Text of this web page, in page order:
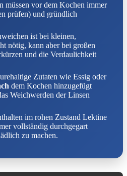
müssen vor dem Kochen immer
prüfen) und gründlich
ist bei kleinen,
nötig, kann aber bei großen
und die Verdaulichkeit
Zutaten wie Essig oder
dem Kochen hinzugefügt
Weichwerden der Linsen
im rohen Zustand Lektine
vollständig durchgegart
zu machen.